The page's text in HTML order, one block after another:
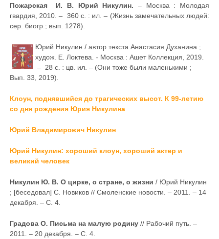
Пожарская И. В. Юрий Никулин. – Москва : Молодая
гвардия, 2010. – 360 с. : ил. – (Жизнь замечательных людей:
сер. биогр.; вып. 1278).
Юрий Никулин / автор текста Анастасия Духанина ;
худож. Е. Локтева. - Москва : Ашет Коллекция, 2019.
– 28 с. : цв. ил. – (Они тоже были маленькими ;
Вып. 33, 2019).
Клоун, поднявшийся до трагических высот. К 99-летию
со дня рождения Юрия Никулина
Юрий Владимирович Никулин
Юрий Никулин: хороший клоун, хороший актер и
великий человек
Никулин Ю. В. О цирке, о стране, о жизни / Юрий Никулин
; [беседовал] С. Новиков // Смоленские новости. – 2011. – 14
декабря. – С. 4.
Градова О. Письма на малую родину // Рабочий путь. –
2011. – 20 декабря. – С. 4.